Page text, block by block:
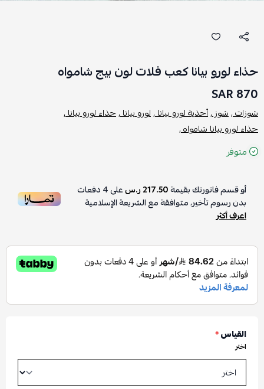
حذاء لورو بيانا كعب فلات لون بيج شامواه
870 SAR
شوزات ,شوز ,أحذية لورو بيانا ,لورو بيانا ,حذاء لورو بيانا ,
حذاء لورو بيانا شامواه ,
متوفر
أو قسم فاتورتك بقيمة217.50 ر.س على4دفعات
بدون رسوم تأخير، متوافقة مع الشريعة الإسلامية
اعرف أكثر
القياس*
اختر